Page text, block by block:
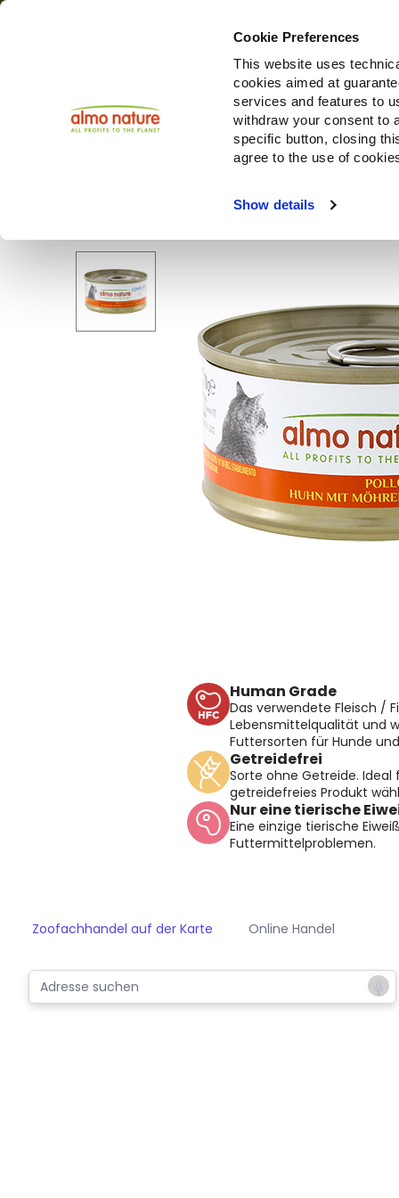
Cookie Preferences
This website uses
cookies aimed at
services and features to
withdraw your consent to
specific button, closing
agree to the use of
Show details
Choose another country or region to see content
Human Grade
Das verwendete Fleisch /
Lebensmittelqualität und
Futtersorten für Hunde
Getreidefrei
Sorte ohne Getreide. Ideal
getreidefreies Produkt
Nur eine tierische
Eine einzige tierische
Futtermittelproblemen.
Zoofachhandel auf der Karte Online Handel